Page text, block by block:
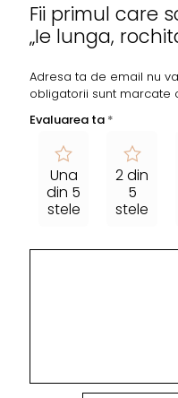
Fii primul care
„Ie lunga,
Adresa ta de email nu
obligatorii sunt marcate
Evaluarea ta *
Una
din 5
stele
2 din
5
stele